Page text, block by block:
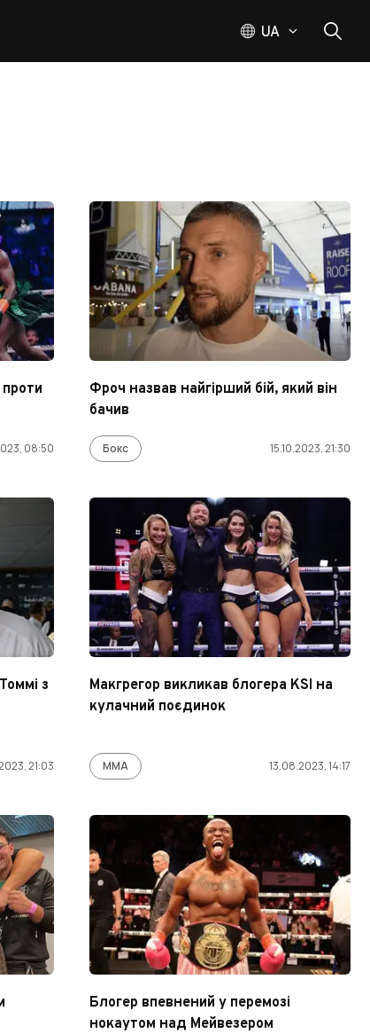
UA
08:50
Фроч назвав найгірший бій, який він
бачив
Бокс 15.10.2023, 21:30
з
21:03
Макгрегор викликав блогера KSI на
кулачний поєдинок
ММА 13.08.2023, 14:17
Блогер впевнений у перемозі
нокаутом над Мейвезером